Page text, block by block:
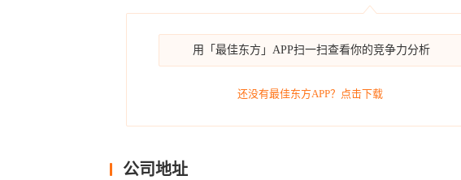
用「最佳东方」APP扫一扫查看你的竞争力分析
还没有最佳东方APP？点击下载
公司地址